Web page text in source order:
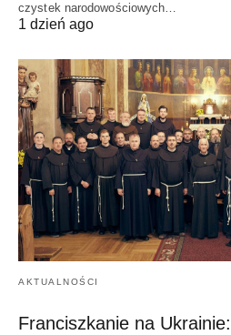
czystek narodowościowych…
1 dzień ago
AKTUALNOŚCI
Franciszkanie na